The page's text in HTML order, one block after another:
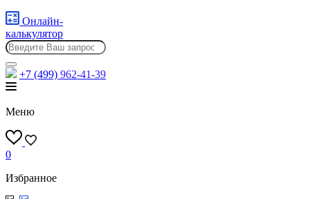
Онлайн-
калькулятор
+7 (499) 962-41-39
Меню
0
Избранное